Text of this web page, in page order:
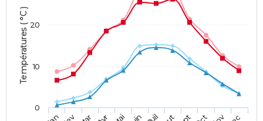
Températures ( °C )
0
10
20